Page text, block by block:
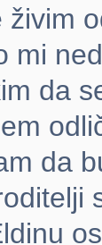
živim
mi
da
da